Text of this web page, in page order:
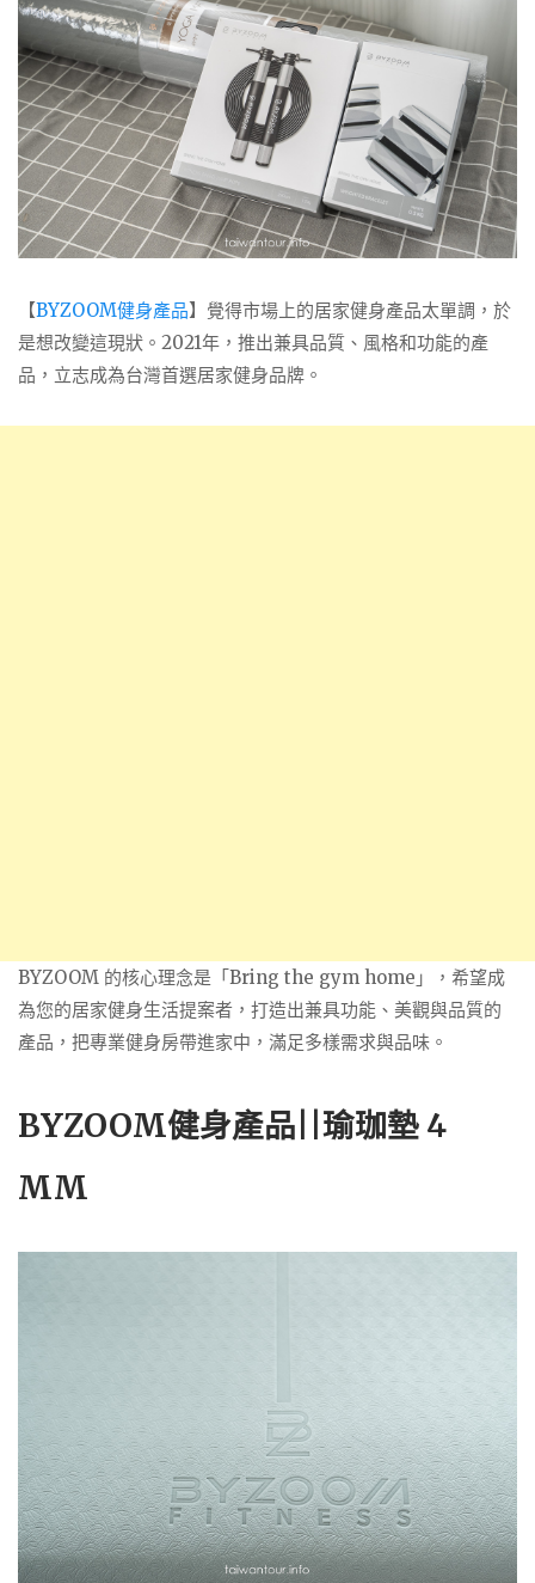
【BYZOOM健身產品】覺得市場上的居家健身產品太單調，於
是想改變這現狀。2021年，推出兼具品質、風格和功能的產
品，立志成為台灣首選居家健身品牌。
BYZOOM 的核心理念是「Bring the gym home」，希望成
為您的居家健身生活提案者，打造出兼具功能、美觀與品質的
產品，把專業健身房帶進家中，滿足多樣需求與品味。
BYZOOM健身產品||瑜珈墊 4
MM